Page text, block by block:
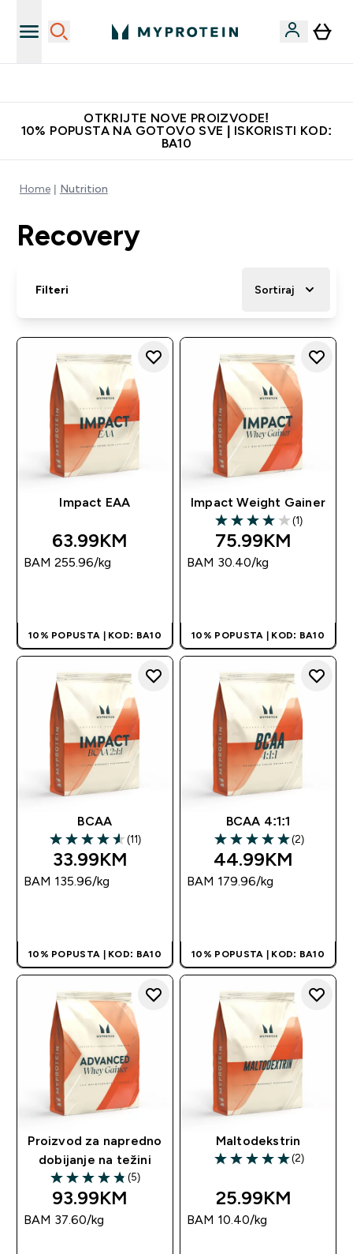
OTKRIJTE NOVE PROIZVODE!
10% POPUSTA NA GOTOVO SVE | ISKORISTI KOD:
BA10
Home Nutrition
Recovery
Filteri Sortiraj
Impact EAA
63.99KM‎
BAM 255.96‎/kg
10% POPUSTA | KOD: BA10
Impact Weight Gainer
4 out of 5 stars
(1)
75.99KM‎
BAM 30.40‎/kg
10% POPUSTA | KOD: BA10
BCAA
4.55 out of 5 stars
(11)
33.99KM‎
BAM 135.96‎/kg
10% POPUSTA | KOD: BA10
BCAA 4:1:1
5 out of 5 stars
(2)
44.99KM‎
BAM 179.96‎/kg
10% POPUSTA | KOD: BA10
Proizvod za napredno
dobijanje na težini
4.8 out of 5 stars
(5)
93.99KM‎
BAM 37.60‎/kg
Maltodekstrin
5 out of 5 stars
(2)
25.99KM‎
BAM 10.40‎/kg